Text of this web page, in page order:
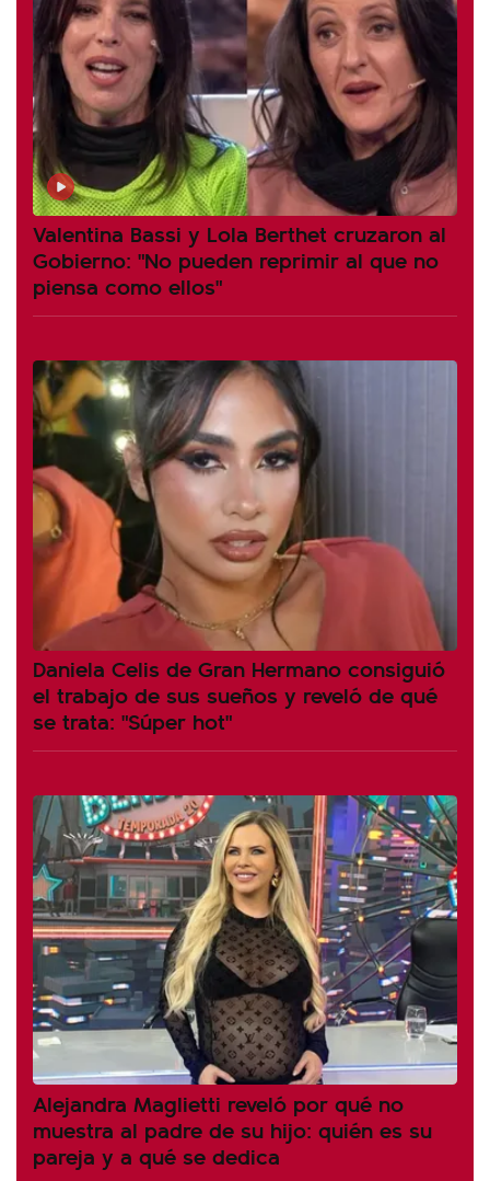
Valentina Bassi y Lola Berthet cruzaron al
Gobierno: "No pueden reprimir al que no
piensa como ellos"
Daniela Celis de Gran Hermano consiguió
el trabajo de sus sueños y reveló de qué
se trata: "Súper hot"
Alejandra Maglietti reveló por qué no
muestra al padre de su hijo: quién es su
pareja y a qué se dedica